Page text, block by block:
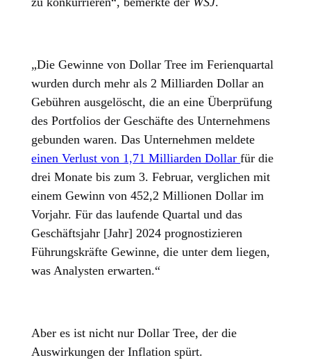
„Die Gewinne von Dollar Tree im Ferienquartal
wurden durch mehr als 2 Milliarden Dollar an
Gebühren ausgelöscht, die an eine Überprüfung
des Portfolios der Geschäfte des Unternehmens
gebunden waren. Das Unternehmen meldete
einen Verlust von 1,71 Milliarden Dollarfür die
drei Monate bis zum 3. Februar, verglichen mit
einem Gewinn von 452,2 Millionen Dollar im
Vorjahr. Für das laufende Quartal und das
Geschäftsjahr [Jahr] 2024 prognostizieren
Führungskräfte Gewinne, die unter dem liegen,
was Analysten erwarten.“
Aber es ist nicht nur Dollar Tree, der die
Auswirkungen der Inflation spürt.